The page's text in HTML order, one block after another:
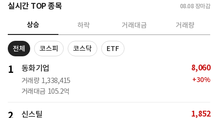
실시간 TOP 종목 08.08 장마감
상승 하락 거래대금 거래량
전체 코스피 코스닥 ETF
1 동화기업
거래량 1,338,415
거래대금 105.2억
8,060
+30%
신스틸 1,852